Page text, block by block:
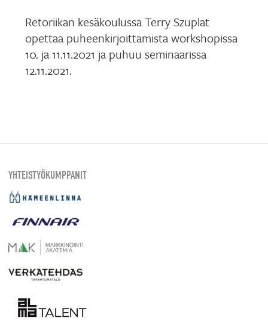
Retoriikan kesäkoulussa Terry Szuplat
opettaa puheenkirjoittamista workshopissa
10. ja 11.11.2021 ja puhuu seminaarissa
12.11.2021.
YHTEISTYÖKUMPPANIT